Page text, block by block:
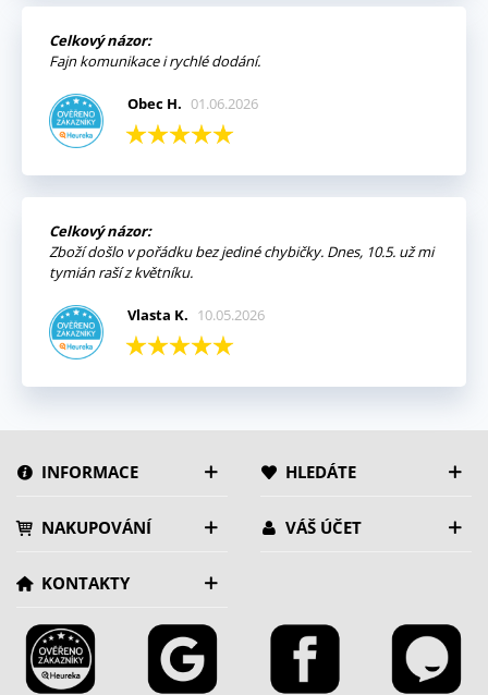
Celkový názor:
Fajn komunikace i rychlé dodání.
Obec H. 01.06.2026
Celkový názor:
Zboží došlo v pořádku bez jediné chybičky. Dnes, 10.5. už mi
tymián raší z květníku.
Vlasta K. 10.05.2026
INFORMACE HLEDÁTE
NAKUPOVÁNÍ VÁŠ ÚČET
KONTAKTY